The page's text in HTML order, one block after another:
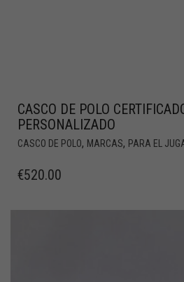
CASCO DE POLO
PERSONALIZADO
CASCO DE POLO, MARCAS, PARA EL
€520.00